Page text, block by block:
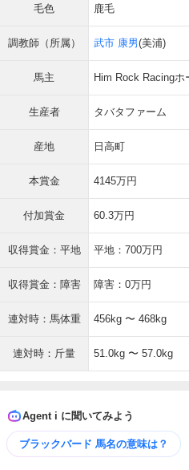
毛色 鹿毛
調教師（所属） 武市 康男(美浦)
馬主 Him Rock Racing
生産者 タバタファーム
産地 日高町
本賞金 4145万円
付加賞金 60.3万円
収得賞金：平地 平地：700万円
収得賞金：障害 障害：0万円
連対時：馬体重 456kg 〜 468kg
連対時：斤量 51.0kg 〜 57.0kg
Agent i に聞いてみよう
ブラックバード 馬名の意味は？